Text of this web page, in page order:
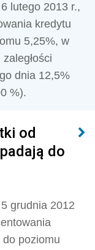
lutego 2013 r.,
kredytu
5,25%, w
dnia 12,5%
%).
od
do
grudnia 2012
poziomu